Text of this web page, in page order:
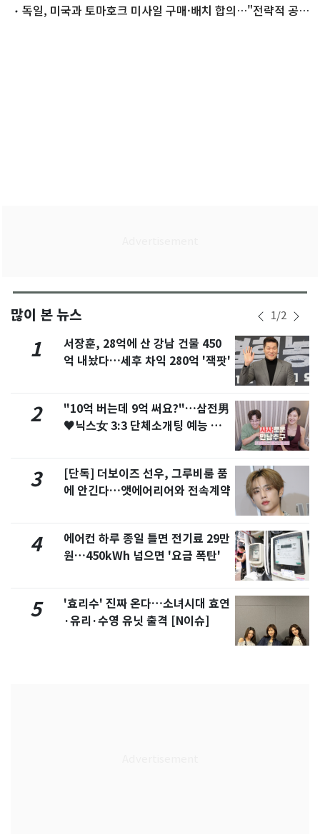
13명 지목
독일, 미국과 토마호크 미사일 구매·배치 합의…"전략적 공
많이 본 뉴스 1/2
1
서장훈, 28억에 산 강남 건물 450
억 내놨다…세후 차익 280억 '잭팟'
2
"10억 버는데 9억 써요?"…삼전男
♥닉스女 3:3 단체소개팅 예능 화
3
[단독] 더보이즈 선우, 그루비룸 품
에 안긴다…앳에어리어와 전속계약
4
에어컨 하루 종일 틀면 전기료 29만
원…450kWh 넘으면 '요금 폭탄'
5
'효리수' 진짜 온다…소녀시대 효연
·유리·수영 유닛 출격 [N이슈]